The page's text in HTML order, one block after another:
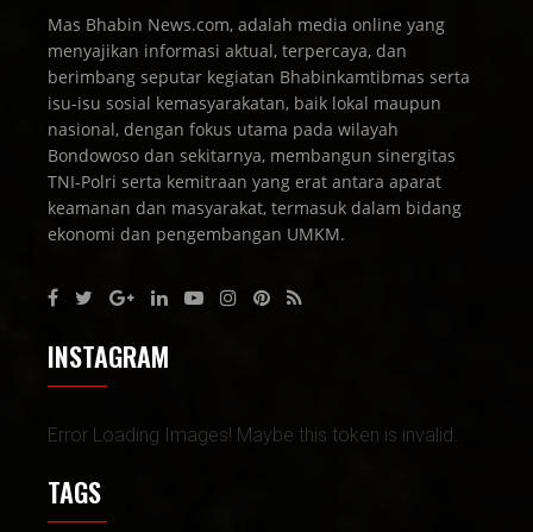
Mas Bhabin News.com, adalah media online yang
menyajikan informasi aktual, terpercaya, dan
berimbang seputar kegiatan Bhabinkamtibmas serta
isu-isu sosial kemasyarakatan, baik lokal maupun
nasional, dengan fokus utama pada wilayah
Bondowoso dan sekitarnya, membangun sinergitas
TNI-Polri serta kemitraan yang erat antara aparat
keamanan dan masyarakat, termasuk dalam bidang
ekonomi dan pengembangan UMKM.
INSTAGRAM
Error Loading Images! Maybe this token is invalid.
TAGS